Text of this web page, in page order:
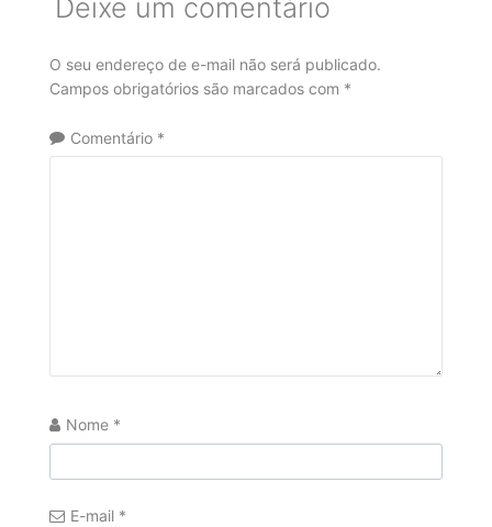
Deixe um comentário
O seu endereço de e-mail não será publicado.
Campos obrigatórios são marcados com *
Comentário *
Nome *
E-mail *